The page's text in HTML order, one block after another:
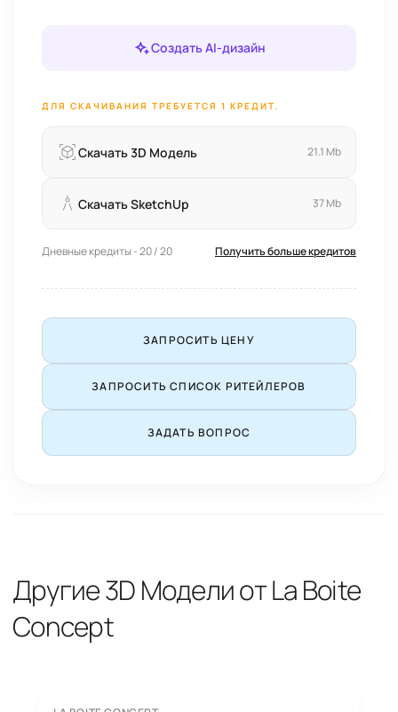
Создать AI-дизайн
ДЛЯ СКАЧИВАНИЯ ТРЕБУЕТСЯ 1 КРЕДИТ.
Скачать 3D Модель 21.1 Mb
Скачать SketchUp 37 Mb
Дневные кредиты - 20 / 20 Получить больше кредитов
ЗАПРОСИТЬ ЦЕНУ
ЗАПРОСИТЬ СПИСОК РИТЕЙЛЕРОВ
ЗАДАТЬ ВОПРОС
Другие 3D Модели от La Boite
Concept